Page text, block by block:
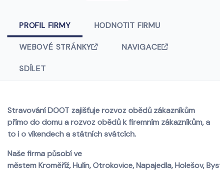
PROFIL FIRMY HODNOTIT FIRMU
WEBOVÉ STRÁNKY NAVIGACE
SDÍLET
Stravování DOOT zajišťuje rozvoz obědů zákazníkům
přímo do domu a rozvoz obědů k firemním zákazníkům, a
to i o víkendech a státních svátcích.
Naše firma působí ve
městem Kroměříž, Hulín, Otrokovice, Napajedla, Holešov,